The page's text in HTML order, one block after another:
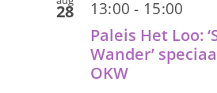
28 13:00 - 15:00
Paleis Het Loo:
Wander’
OKW